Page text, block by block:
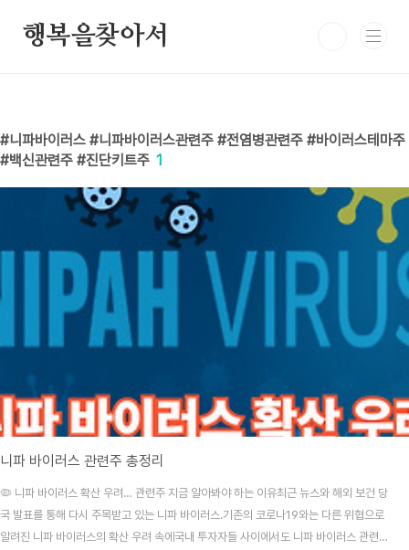
행복을찾아서
니파바이러스 #니파바이러스관련주 #전염병관련주 #바이러스테마주
#백신관련주 #진단키트주 1
니파 바이러스 관련주 총정리
🦠 니파 바이러스 확산 우려… 관련주 지금 알아봐야 하는 이유최근 뉴스와 해외 보건 당
국 발표를 통해 다시 주목받고 있는 니파 바이러스.기존의 코로나19와는 다른 위협으로
알려진 니파 바이러스의 확산 우려 속에국내 투자자들 사이에서도 니파 바이러스 관련